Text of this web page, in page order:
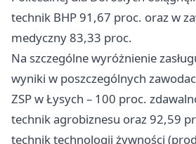
technik BHP 91,67 proc. oraz w
medyczny 83,33 proc.
Na szczególne wyróżnienie
wyniki w poszczególnych
ZSP w Łysych – 100 proc.
technik agrobiznesu oraz 92,59
technik technologii żywności